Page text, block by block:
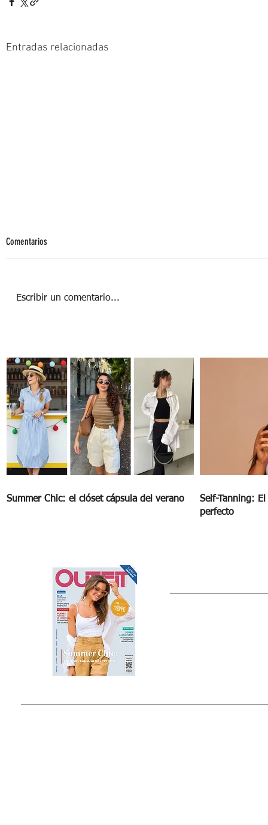
Entradas relacionadas
Comentarios
Escribir un comentario...
Summer Chic: el clóset cápsula del verano
Self-Tanning:
perfecto